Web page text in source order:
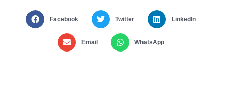
Facebook Twitter LinkedIn
Email WhatsApp